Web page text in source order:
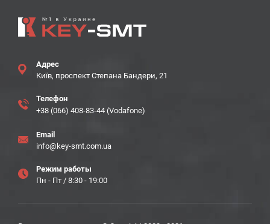
Адрес
Київ, проспект Степана Бандери, 21
Телефон
+38 (066) 408-83-44 (Vodafone)
Email
info@key-smt.com.ua
Режим работы
Пн - Пт / 8:30 - 19:00